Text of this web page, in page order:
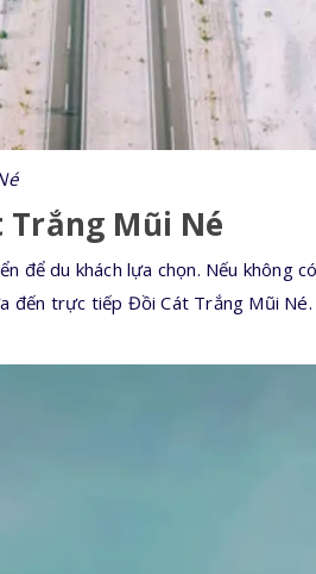
Mũi Né
du khách lựa chọn. Nếu không
đến trực tiếp Đồi Cát Trắng Mũi